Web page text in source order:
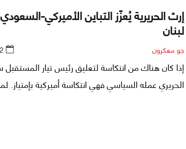
إرث الحريرية يُعزّز التباين الأميركي-
لبنان
جو معكرون
إذا كان هناك من انتكاسة لتعليق رئيس تيار
الحريري عمله السياسي فهي انتكاسة أميركية بإمتياز.